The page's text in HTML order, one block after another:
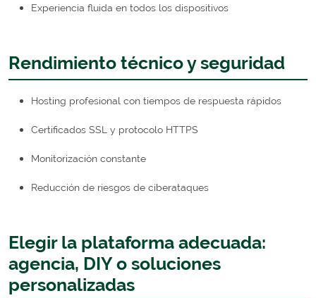
Experiencia fluida en todos los dispositivos
Rendimiento técnico y seguridad
Hosting profesional con tiempos de respuesta rápidos
Certificados SSL y protocolo HTTPS
Monitorización constante
Reducción de riesgos de ciberataques
Elegir la plataforma adecuada:
agencia, DIY o soluciones
personalizadas